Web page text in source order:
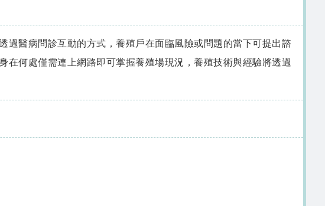
過醫病問診互動的方式，養殖戶在面臨風險或問題的當下可提出諮
何處僅需連上網路即可掌握養殖場現況，養殖技術與經驗將透過